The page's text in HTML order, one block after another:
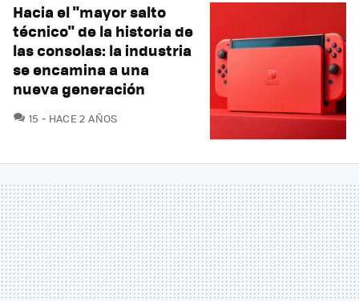
Hacia el "mayor salto
técnico" de la historia de
las consolas: la industria
se encamina a una
nueva generación
15 COMENTARIOS
HACE 2 AÑOS